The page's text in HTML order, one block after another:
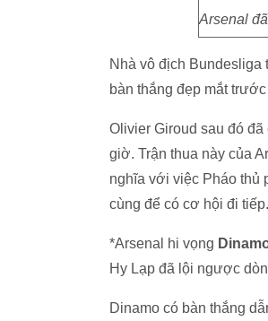
Arsenal
Nhà vô địch Bundesliga
bàn thắng đẹp mắt
Olivier Giroud sau đó
giờ. Trận thua này của
nghĩa với việc Pháo thủ
cùng để có cơ hội đi tiếp.
*Arsenal hi vọng
Hy Lạp đã lội ngược
Dinamo có bàn thắng